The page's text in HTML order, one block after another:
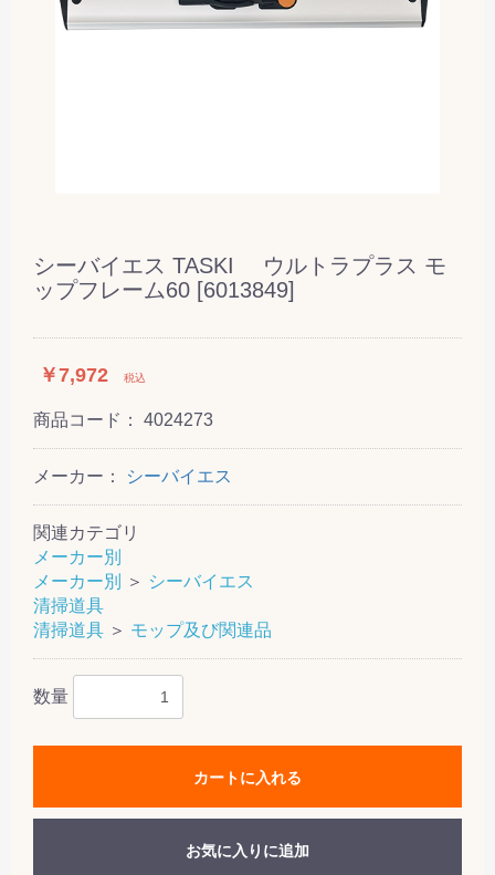
シーバイエス TASKI ウルトラプラス モ
ップフレーム60 [6013849]
￥7,972 税込
商品コード： 4024273
メーカー： シーバイエス
関連カテゴリ
メーカー別
メーカー別
＞ シーバイエス
清掃道具
清掃道具 ＞ モップ及び関連品
数量
カートに入れる
お気に入りに追加